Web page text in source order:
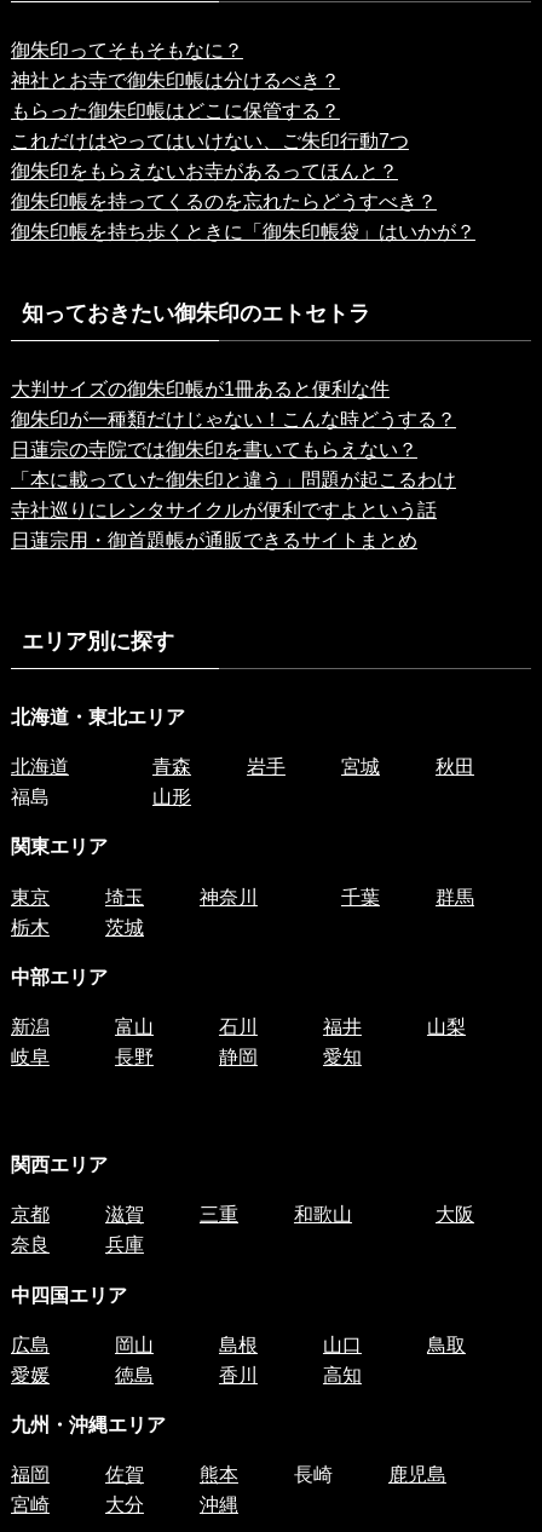
御朱印ってそもそもなに？
神社とお寺で御朱印帳は分けるべき？
もらった御朱印帳はどこに保管する？
これだけはやってはいけない、ご朱印行動7つ
御朱印をもらえないお寺があるってほんと？
御朱印帳を持ってくるのを忘れたらどうすべき？
御朱印帳を持ち歩くときに「御朱印帳袋」はいかが？
知っておきたい御朱印のエトセトラ
大判サイズの御朱印帳が1冊あると便利な件
御朱印が一種類だけじゃない！こんな時どうする？
日蓮宗の寺院では御朱印を書いてもらえない？
「本に載っていた御朱印と違う」問題が起こるわけ
寺社巡りにレンタサイクルが便利ですよという話
日蓮宗用・御首題帳が通販できるサイトまとめ
エリア別に探す
北海道・東北エリア
北海道 青森 岩手 宮城
秋田
福島
山形
関東エリア
東京 埼玉 神奈川 千葉
群馬
栃木
茨城
中部エリア
新潟 富山 石川 福井
山梨
岐阜
長野 静岡 愛知
関西エリア
京都 滋賀 三重 和歌山
大阪
奈良
兵庫
中四国 エリア
広島 岡山 島根 山口
鳥取
愛媛
徳島 香川 高知
九州・沖縄エリア
福岡 佐賀 熊本 長崎
鹿児島
宮崎
大分 沖縄